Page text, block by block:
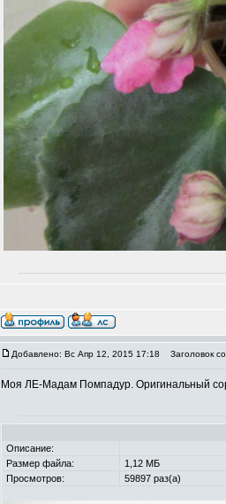
Добавлено: Вс Апр 12, 2015 17:18 Заголовок
Моя ЛЕ-Мадам Помпадур. Оригинальный
Описание:
Размер файла:
1,12 МБ
Просмотров:
59897 раз(а)